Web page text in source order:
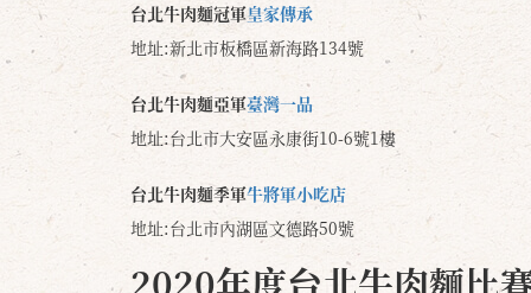
台北牛肉麵冠軍皇家傳承
地址:新北市板橋區新海路134號
台北牛肉麵亞軍臺灣一品
地址:台北市大安區永康街10-6號1樓
台北牛肉麵季軍牛將軍小吃店
地址:台北市內湖區文德路50號